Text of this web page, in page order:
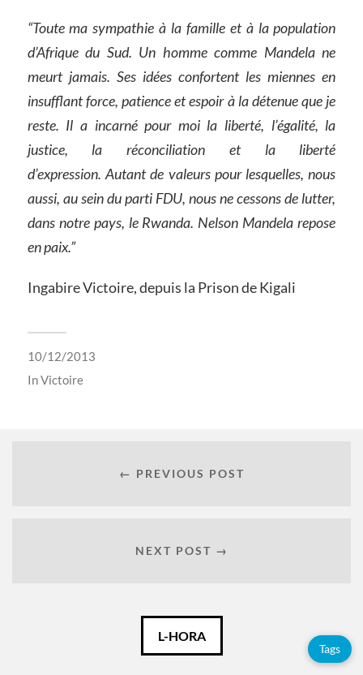
“Toute ma sympathie à la famille et à la population
d’Afrique du Sud. Un homme comme Mandela ne
meurt jamais. Ses idées confortent les miennes en
insufflant force, patience et espoir à la détenue que je
reste. Il a incarné pour moi la liberté, l’égalité, la
justice, la réconciliation et la liberté
d’expression. Autant de valeurs pour lesquelles,nous
aussi, au sein du parti FDU,nous ne cessons de lutter,
dans notre pays, le Rwanda. Nelson Mandela repose
en paix.”
Ingabire Victoire, depuis la Prison de Kigali
10/12/2013
InVictoire
← PREVIOUS POST
NEXT POST →
L-HORA
Tags